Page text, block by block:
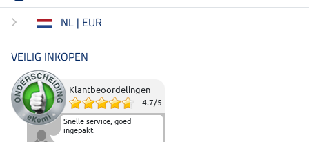
NL | EUR
VEILIG INKOPEN
Klantbeoordelingen
4.7/5
Snelle service, goed
ingepakt.